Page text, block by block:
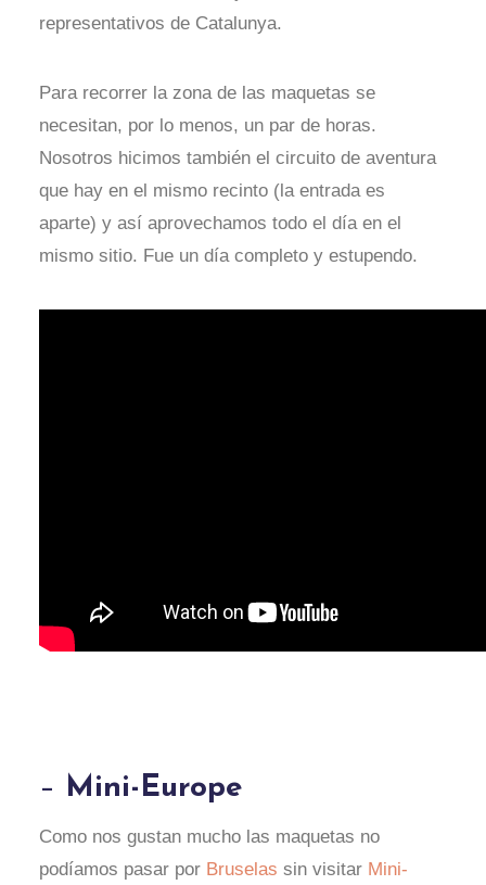
representativos de Catalunya.
Para recorrer la zona de las maquetas se
necesitan, por lo menos, un par de horas.
Nosotros hicimos también el circuito de aventura
que hay en el mismo recinto (la entrada es
aparte) y así aprovechamos todo el día en el
mismo sitio. Fue un día completo y estupendo.
– Mini-Europe
Como nos gustan mucho las maquetas no
podíamos pasar por Bruselas sin visitar Mini-